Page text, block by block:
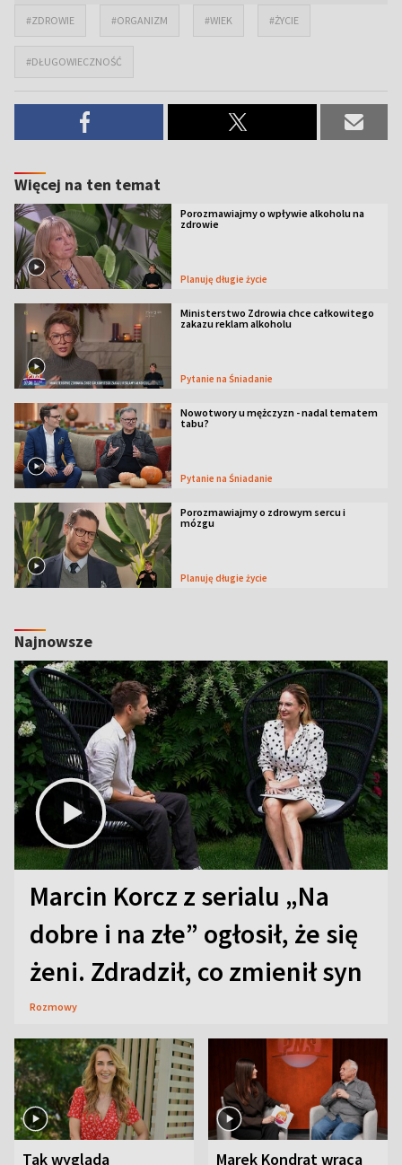
#ZDROWIE #ORGANIZM #WIEK #ŻYCIE
#DŁUGOWIECZNOŚĆ
Więcej na ten temat
Porozmawiajmy o wpływie alkoholu na
zdrowie
Planuję długie życie
Ministerstwo Zdrowia chce całkowitego
zakazu reklam alkoholu
Pytanie na Śniadanie
Nowotwory u mężczyzn - nadal tematem
tabu?
Pytanie na Śniadanie
Porozmawiajmy o zdrowym sercu i
mózgu
Planuję długie życie
Najnowsze
Marcin Korcz z serialu „Na
dobre i na złe” ogłosił, że się
żeni. Zdradził, co zmienił syn
Rozmowy
Tak wygląda Marek Kondrat wraca